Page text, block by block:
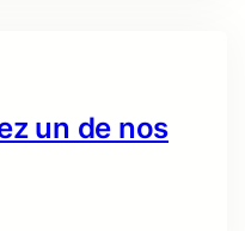
un de nos